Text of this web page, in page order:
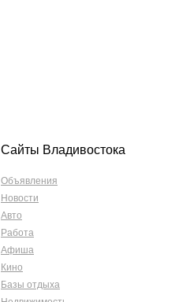
Сайты Владивостока
Объявления
Новости
Авто
Работа
Афиша
Кино
Базы отдыха